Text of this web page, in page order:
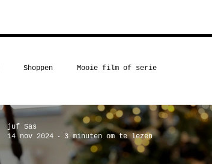
Shoppen Mooie film of serie
Inspiratie Humor Kunst Onderwijs
juf Sas
14 nov 2024
3 minuten om te lezen